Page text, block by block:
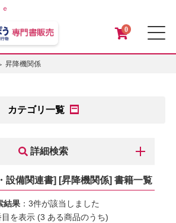
0
昇降機関係
カテゴリ一覧
詳細検索
設備関連書] [昇降機関係] 書籍一覧
結果 ：3件が該当しました
を表示 (3 ある商品のうち)